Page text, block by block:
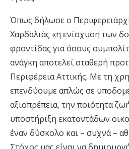
Όπως δήλωσε ο
Χαρδαλιάς «η ενίσχυση των
φροντίδας για όσους
ανάγκη αποτελεί σταθερή
Περιφέρεια Αττικής. Με τη
επενδύουμε απλώς σε
αξιοπρέπεια, την ποιότητα
υποστήριξη εκατοντάδων
έναν δύσκολο και – συχνά –